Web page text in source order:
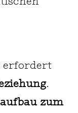
erfordert
.
zum